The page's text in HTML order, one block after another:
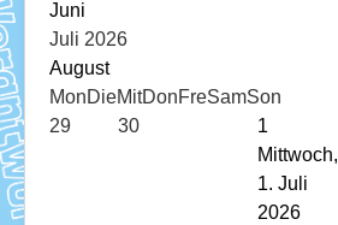
Download
Ausleihe
Ratskeller
Juni
Juli 2026
August
MonDieMitDonFreSamSon
29
30
1
Mittwoch,
1. Juli
2026